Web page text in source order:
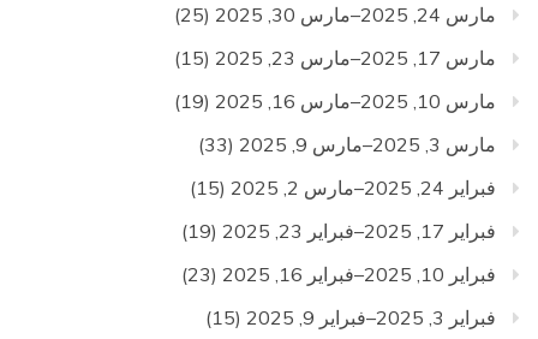
مارس 24, 2025–مارس 30, 2025
(25)
مارس 17, 2025–مارس 23, 2025
(15)
مارس 10, 2025–مارس 16, 2025
(19)
مارس 3, 2025–مارس 9, 2025
(33)
فبراير 24, 2025–مارس 2, 2025
(15)
فبراير 17, 2025–فبراير 23, 2025
(19)
فبراير 10, 2025–فبراير 16, 2025
(23)
فبراير 3, 2025–فبراير 9, 2025
(15)